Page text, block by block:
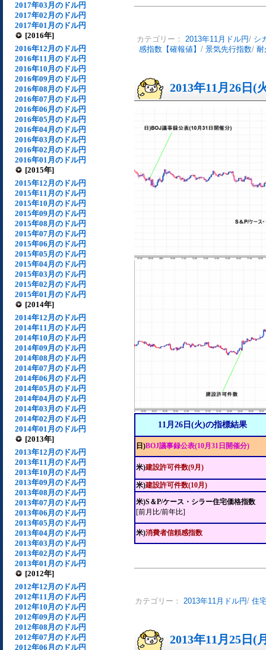
2017年03月のドル円
2017年02月のドル円
2017年01月のドル円
[2016年]
2016年12月のドル円
2016年11月のドル円
2016年10月のドル円
2016年09月のドル円
2016年08月のドル円
2016年07月のドル円
2016年06月のドル円
2016年05月のドル円
2016年04月のドル円
2016年03月のドル円
2016年02月のドル円
2016年01月のドル円
[2015年]
2015年12月のドル円
2015年11月のドル円
2015年10月のドル円
2015年09月のドル円
2015年08月のドル円
2015年07月のドル円
2015年06月のドル円
2015年05月のドル円
2015年04月のドル円
2015年03月のドル円
2015年02月のドル円
2015年01月のドル円
[2014年]
2014年12月のドル円
2014年11月のドル円
2014年10月のドル円
2014年09月のドル円
2014年08月のドル円
2014年07月のドル円
2014年06月のドル円
2014年05月のドル円
2014年04月のドル円
2014年03月のドル円
2014年02月のドル円
2014年01月のドル円
[2013年]
2013年12月のドル円
2013年11月のドル円
2013年10月のドル円
2013年09月のドル円
2013年08月のドル円
2013年07月のドル円
2013年06月のドル円
2013年05月のドル円
2013年04月のドル円
2013年03月のドル円
2013年02月のドル円
2013年01月のドル円
[2012年]
2012年12月のドル円
2012年11月のドル円
2012年10月のドル円
2012年09月のドル円
2012年08月のドル円
2012年07月のドル円
2012年06月のドル円
カテゴリー： 2013年11月ドル円/ シ
感指数【確報値】 / 景気先行指数/ 耐
2013年11月26日(
11月26日(火)の指標結果
日)BOJ議事録公表(10月31日開催分)
米)建設許可件数(9月)
米)建設許可件数(10月)
米)S＆P/ケース・シラー住宅価格指数
[前月比/前年比]
米)消費者信頼感指数
カテゴリー： 2013年11月ドル円/ 住
2013年11月25日(